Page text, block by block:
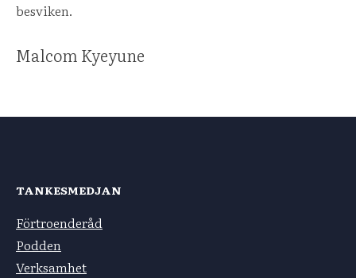
besviken.
Malcom Kyeyune
TANKESMEDJAN
Förtroenderåd
Podden
Verksamhet